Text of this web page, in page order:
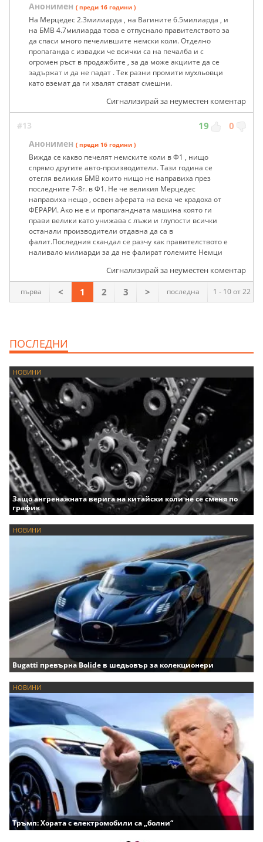
Анонимен ( преди 16 години )
На Мерцедес 2.3милиарда , на Вагините 6.5милиарда , и
на БМВ 4.7милиарда това е отпуснало правителството за
да спаси много печелившите немски коли. Отделно
пропаганда с извадки че всички са на печалба и с
огромен ръст в продажбите , за да може акциите да се
задържат и да не падат . Тек разни промити мухльовци
като вземат да ги хвалят стават смешни.
Сигнализирай за неуместен коментар
#13 19 0
Анонимен ( преди 16 години )
Вижда се какво печелят немските коли в Ф1 , нищо
спрямо другите авто-производители. Тази година се
отегля великия БМВ които нищо не направиха през
последните 7-8г. в Ф1. Не че великия Мерцедес
направиха нещо , освен аферата на века че крадоха от
ФЕРАРИ. Ако не е и пропагандната машина която ги
прави велики като унижава с лъжи и глупости всички
останали производители отдавна да са в
фалит.Последния скандал се разчу как правителството е
наливало милиарди за да не фалират големите Немци
Сигнализирай за неуместен коментар
1 - 10 от 22
първа < 1 2 3 > последна
ПОСЛЕДНИ
НОВИНИ
Защо ангренажната верига на китайски коли не се сменя по
график
НОВИНИ
Bugatti превърна Bolide в шедьовър за колекционери
НОВИНИ
Тръмп: Хората с електромобили са „болни“